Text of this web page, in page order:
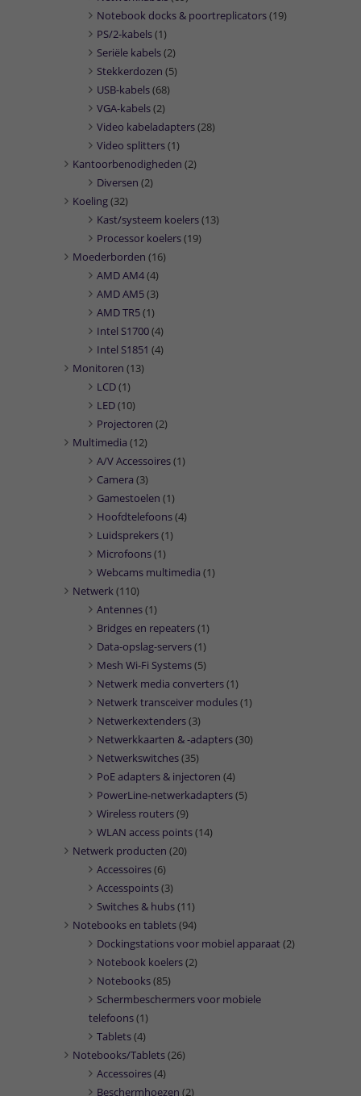
Notebook docks & poortreplicators(19)
PS/2-kabels(1)
Seriële kabels(2)
Stekkerdozen (5)
USB-kabels(68)
VGA-kabels(2)
Video kabeladapters(28)
Video splitters(1)
Kantoorbenodigheden (2)
Diversen (2)
Koeling(32)
Kast/systeem koelers(13)
Processor koelers(19)
Moederborden (16)
AMD AM4(4)
AMD AM5(3)
AMD TR5(1)
Intel S1700(4)
Intel S1851 (4)
Monitoren (13)
LCD(1)
LED(10)
Projectoren (2)
Multimedia (12)
A/V Accessoires(1)
Camera (3)
Gamestoelen (1)
Hoofdtelefoons(4)
Luidsprekers(1)
Microfoons(1)
Webcams multimedia (1)
Netwerk(110)
Antennes(1)
Bridges en repeaters(1)
Data-opslag-servers(1)
Mesh Wi-Fi Systems(5)
Netwerk media converters(1)
Netwerk transceiver modules(1)
Netwerkextenders(3)
Netwerkkaarten & -adapters(30)
Netwerkswitches(35)
PoE adapters & injectoren (4)
PowerLine-netwerkadapters(5)
Wireless routers(9)
WLAN access points(14)
Netwerk producten (20)
Accessoires(6)
Accesspoints(3)
Switches & hubs(11)
Notebooks en tablets(94)
Dockingstations voor mobiel apparaat(2)
Notebook koelers(2)
Notebooks(85)
Schermbeschermers voor mobiele
telefoons(1)
Tablets(4)
Notebooks/Tablets(26)
Accessoires(4)
Beschermhoezen (2)